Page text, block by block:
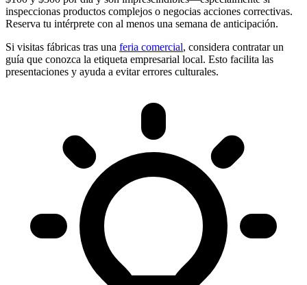
inspeccionas productos complejos o negocias acciones correctivas.
Reserva tu intérprete con al menos una semana de anticipación.
Si visitas fábricas tras una feria comercial, considera contratar un
guía que conozca la etiqueta empresarial local. Esto facilita las
presentaciones y ayuda a evitar errores culturales.